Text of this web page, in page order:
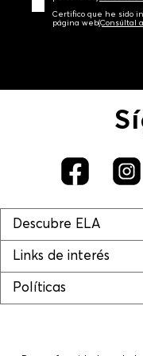
Certifico que he sido
página web‎(Consúltal
Descubre ELA
Links de interés
Políticas